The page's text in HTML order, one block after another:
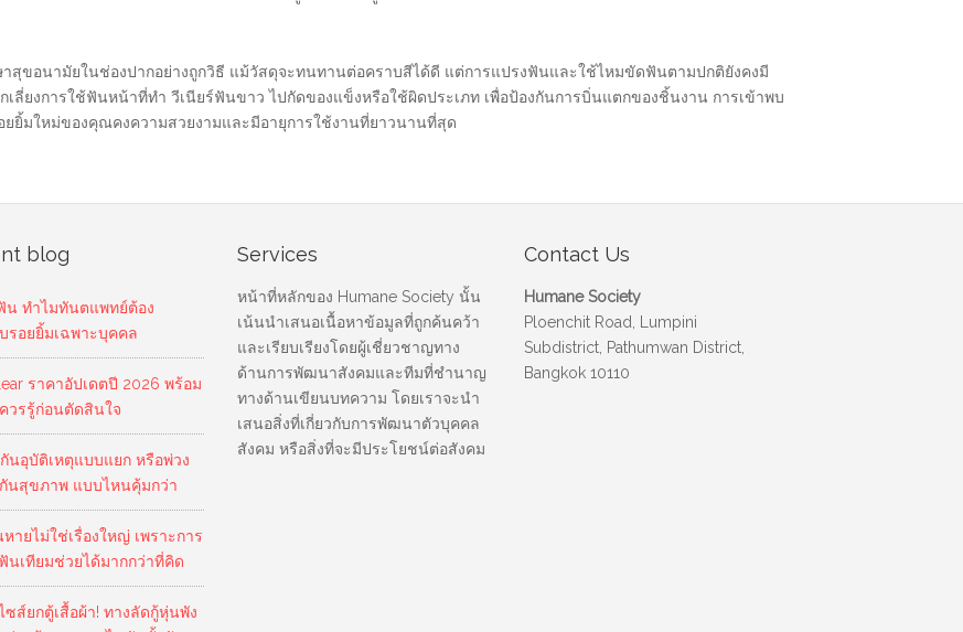
สุขอนามัยในช่องปากอย่างถูกวิธี แม้วัสดุจะทนทานต่อคราบสีได้ดี แต่การแปรงฟันและใช้ไหมขัดฟันตามปกติยังคงมี
ลี่ยงการใช้ฟันหน้าที่ทำ วีเนียร์ฟันขาว ไปกัดของแข็งหรือใช้ผิดประเภท เพื่อป้องกันการบิ่นแตกของชิ้นงาน การเข้าพบ
ยิ้มใหม่ของคุณคงความสวยงามและมีอายุการใช้งานที่ยาวนานที่สุด
blog
น ทำไมทันตแพทย์ต้อง
รอยยิ้มเฉพาะบุคคล
ราคาอัปเดตปี 2026 พร้อม
วรรู้ก่อนตัดสินใจ
นอุบัติเหตุแบบแยก หรือพ่วง
นสุขภาพ แบบไหนคุ้มกว่า
ายไม่ใช่เรื่องใหญ่ เพราะการ
นเทียมช่วยได้มากกว่าที่คิด
ซส์ยกตู้เสื้อผ้า! ทางลัดกู้หุ่นพัง
Services
หน้าที่หลักของ Humane Society นั้น
เน้นนำเสนอเนื้อหาข้อมูลที่ถูกค้นคว้า
และเรียบเรียงโดยผู้เชี่ยวชาญทาง
ด้านการพัฒนาสังคมและทีมที่ชำนาญ
ทางด้านเขียนบทความ โดยเราจะนำ
เสนอสิ่งที่เกี่ยวกับการพัฒนาตัวบุคคล
สังคม หรือสิ่งที่จะมีประโยชน์ต่อสังคม
Contact Us
Humane Society
Ploenchit Road, Lumpini
Subdistrict, Pathumwan District,
Bangkok 10110